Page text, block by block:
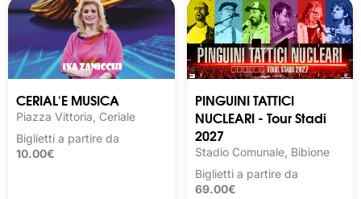
CERIAL'E MUSICA
Piazza Vittoria, Ceriale
Biglietti a partire da
10.00€
PINGUINI TATTICI
NUCLEARI - Tour Stadi
2027
Stadio Comunale, Bibione
Biglietti a partire da
69.00€